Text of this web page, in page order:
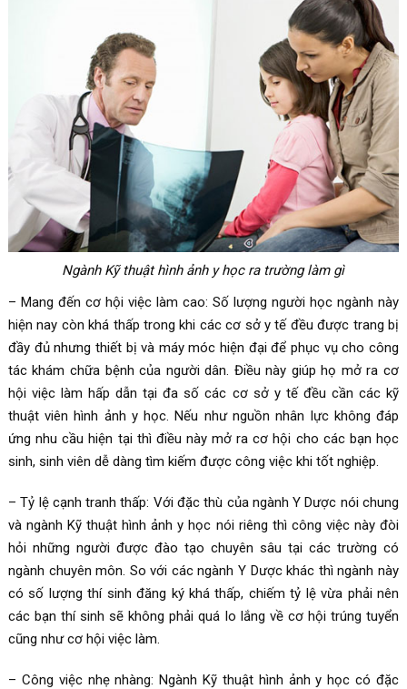
Ngành Kỹ thuật hình ảnh y học ra trường làm gì
– Mang đến cơ hội việc làm cao: Số lượng người học ngành này
hiện nay còn khá thấp trong khi các cơ sở y tế đều được trang bị
đầy đủ nhưng thiết bị và máy móc hiện đại để phục vụ cho công
tác khám chữa bệnh của người dân. Điều này giúp họ mở ra cơ
hội việc làm hấp dẫn tại đa số các cơ sở y tế đều cần các kỹ
thuật viên hình ảnh y học. Nếu như nguồn nhân lực không đáp
ứng nhu cầu hiện tại thì điều này mở ra cơ hội cho các bạn học
sinh, sinh viên dễ dàng tìm kiếm được công việc khi tốt nghiệp.
– Tỷ lệ cạnh tranh thấp: Với đặc thù của ngành Y Dược nói chung
và ngành Kỹ thuật hình ảnh y học nói riêng thì công việc này đòi
hỏi những người được đào tạo chuyên sâu tại các trường có
ngành chuyên môn. So với các ngành Y Dược khác thì ngành này
có số lượng thí sinh đăng ký khá thấp, chiếm tỷ lệ vừa phải nên
các bạn thí sinh sẽ không phải quá lo lắng về cơ hội trúng tuyển
cũng như cơ hội việc làm.
– Công việc nhẹ nhàng: Ngành Kỹ thuật hình ảnh y học có đặc